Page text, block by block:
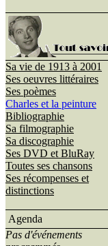
Sa vie de 1913 à 2001
Ses oeuvres littéraires
Ses poèmes
Charles et la peinture
Bibliographie
Sa filmographie
Sa discographie
Ses DVD et BluRay
Toutes ses chansons
Ses récompenses et
distinctions
Agenda
Pas d'événements